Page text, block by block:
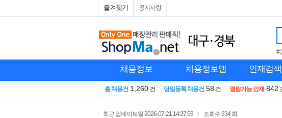
즐겨찾기 공지사항
#
채용정보 채용정보맵 인재검색
총 채용건 1,260 건 당일등록 채용건 58 건 열람가능 인재 842
최근 업데이트일 2026-07-21 14:27:58 조회수334 회